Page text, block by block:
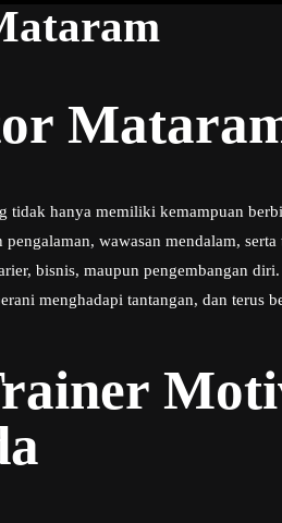
tidak hanya memiliki kemampuan
wawasan mendalam,
bisnis, maupun pengembangan
menghadapi tantangan, dan terus